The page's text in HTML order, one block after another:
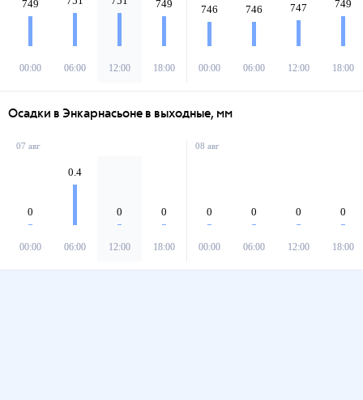
749
00:00 06:00 12:00
749
18:00
746
00:00
746
06:00
747
12:00
749
18:00
Осадки в Энкарнасьоне в выходные, мм
07 авг
0
00:00
0.4
06:00
0
12:00
0
18:00
08 авг
0
00:00
0
06:00
0
12:00
0
18:00